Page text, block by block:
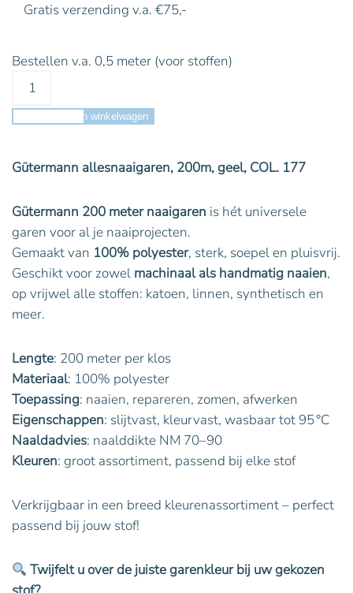
Gratis verzending v.a. €75,-
Bestellen v.a. 0,5 meter (voor stoffen)
Toevoegen aan winkelwagen
Gütermann allesnaaigaren, 200m, geel, COL. 177
Gütermann 200 meter naaigaren is hét universele
garen voor al je naaiprojecten.
Gemaakt van 100% polyester, sterk, soepel en pluisvrij.
Geschikt voor zowel machinaal als handmatig naaien,
op vrijwel alle stoffen: katoen, linnen, synthetisch en
meer.
Lengte: 200 meter per klos
Materiaal: 100% polyester
Toepassing: naaien, repareren, zomen, afwerken
Eigenschappen: slijtvast, kleurvast, wasbaar tot 95 °C
Naaldadvies: naalddikte NM 70–90
Kleuren: groot assortiment, passend bij elke stof
Verkrijgbaar in een breed kleurenassortiment – perfect
passend bij jouw stof!
Twijfelt u over de juiste garenkleur bij uw gekozen